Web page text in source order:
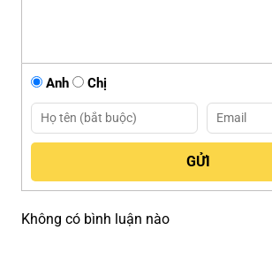
Anh Chị
Không có bình luận nào